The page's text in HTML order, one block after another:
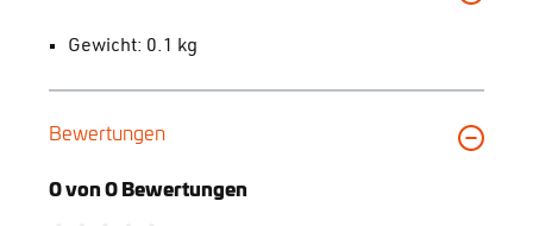
Gewicht: 0.1 kg
Bewertungen
0 von 0 Bewertungen